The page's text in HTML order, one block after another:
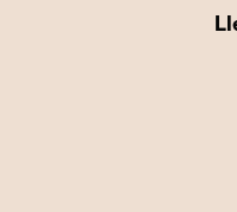
universos de